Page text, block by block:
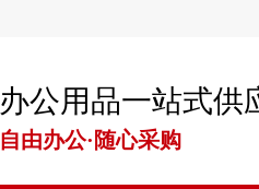
办公用品一站式供
自由办公·随心采购